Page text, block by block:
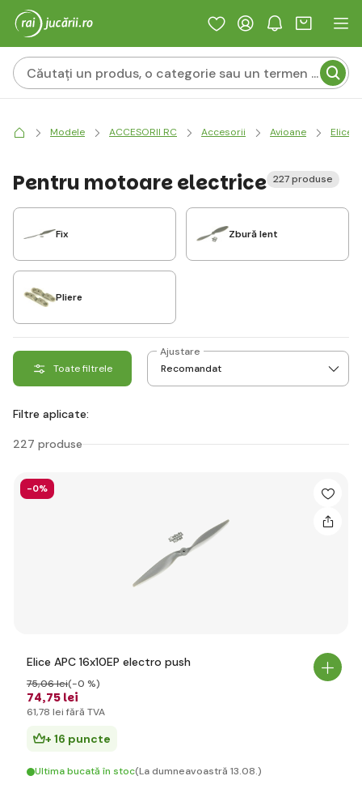
Modele ACCESORII RC Accesorii Avioane Elice
Pentru motoare electrice 227 produse
Fix Zbură lent
Pliere
Toate filtrele
Ajustare
Filtre aplicate:
227 produse
-0%
Elice APC 16x10EP electro push
74,75 lei
75,06 lei(-0 %)
61,78 lei fără TVA
+ 16 puncte
Ultima bucată în stoc(La dumneavoastră 13.08.)